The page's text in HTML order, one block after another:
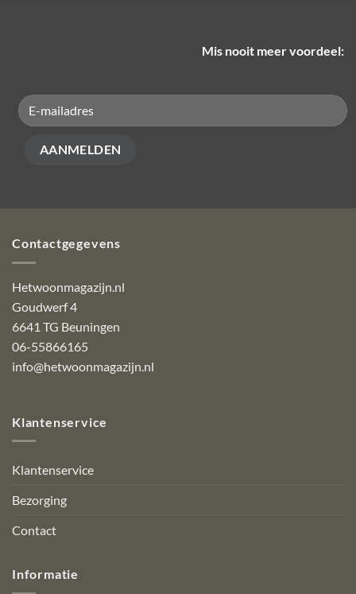
Mis nooit meer voordeel:
Contactgegevens
Hetwoonmagazijn.nl
Goudwerf 4
6641 TG Beuningen
06-55866165
info@hetwoonmagazijn.nl
Klantenservice
Klantenservice
Bezorging
Contact
Informatie